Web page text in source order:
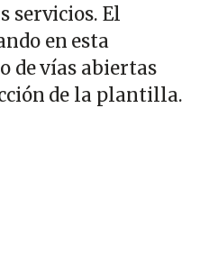
servicios. El
en esta
de vías abiertas
de la plantilla.